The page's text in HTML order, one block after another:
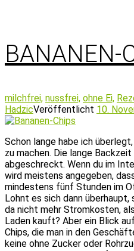
BANANEN-
milchfrei, nussfrei, ohne Ei,
HadzicVeröffentlicht 10.
Schon lange habe ich
zu machen. Die lange
abgeschreckt. Wenn du im
wird meistens angegeben,
mindestens fünf Stunden im
Lohnt es sich dann
da nicht mehr Stromkosten,
Laden kauft? Aber ein Blick
Chips, die man in den
keine ohne Zucker oder